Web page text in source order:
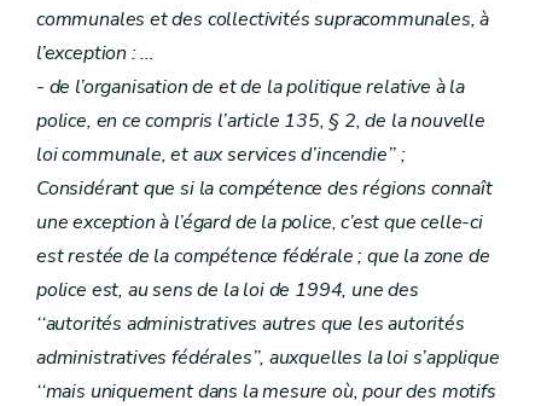
communales et des collectivités supracommunales, à
l’exception : ...
- de l’organisation de et de la politique relative à la
police, en ce compris l’article 135, § 2, de la nouvelle
loi communale, et aux services d’incendie’’ ;
Considérant que si la compétence des régions connaît
une exception à l’égard de la police, c’est que celle-ci
est restée de la compétence fédérale ; que la zone de
police est, au sens de la loi de 1994, une des
‘‘autorités administratives autres que les autorités
administratives fédérales’’, auxquelles la loi s’applique
‘‘mais uniquement dans la mesure où, pour des motifs